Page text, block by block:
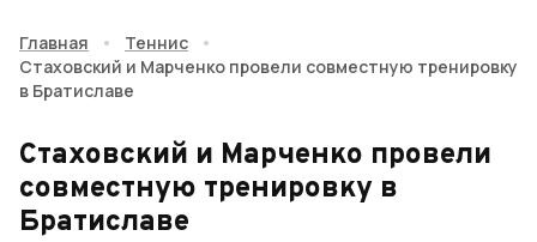
Главная • Теннис
•
Стаховский и Марченко провели совместную тренировку
в Братиславе
Стаховский и Марченко провели
совместную тренировку в
Братиславе